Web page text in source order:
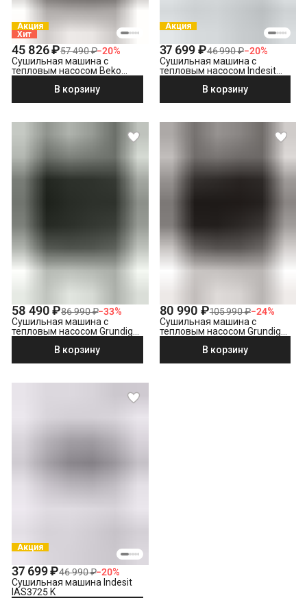
(МСК за МКАД, СПБ за КАД)
Демонтаж отдельностоящей сушильной машины
Акция
Хит
45 826 ₽57 490 ₽−20%
Сушильная машина с
тепловым насосом Beko
В корзину
Акция
37 699 ₽46 990 ₽−20%
Сушильная машина с
тепловым насосом Indesit
В корзину
58 490 ₽86 990 ₽−33%
Сушильная машина с
тепловым насосом Grundig
В корзину
80 990 ₽105 990 ₽−24%
Сушильная машина с
тепловым насосом Grundig
В корзину
Акция
37 699 ₽46 990 ₽−20%
Сушильная машина Indesit
IAS3725 K